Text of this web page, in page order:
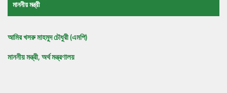
মাননীয় মন্ত্রী
আমির খসরু মাহমুদ চৌধুরী (এমপি)
মাননীয় মন্ত্রী, অর্থ মন্ত্রণালয়